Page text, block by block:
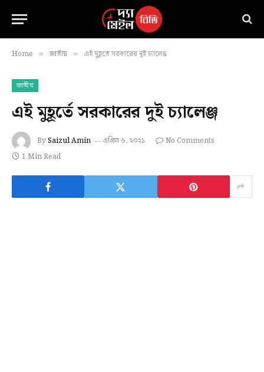
Home » জাতীয় » এই মুহূর্তে সরকারের দুই চ্যালেঞ্জ
জাতীয়
এই মুহূর্তে সরকারের দুই চ্যালেঞ্জ
BySaizul Amin এপ্রিল ৬, ২০২১
No Comments
1 Min Read